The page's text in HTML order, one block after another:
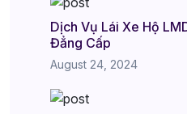
Dịch Vụ Lái Xe Hộ
Đẳng Cấp
August 24, 2024